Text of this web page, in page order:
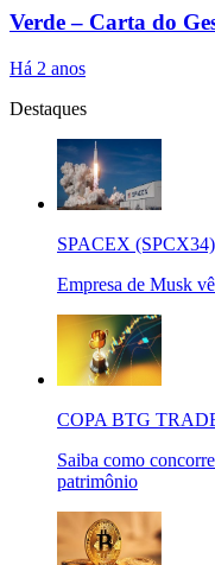
Verde – Carta do
Há 2 anos
Destaques
SPACEX (SPCX34)
Empresa de Musk
COPA BTG
Saiba como
patrimônio